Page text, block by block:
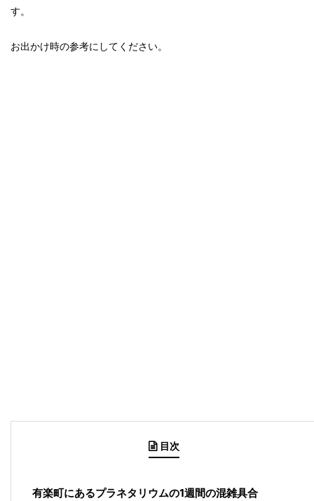
す。
お出かけ時の参考にしてください。
目次
有楽町にあるプラネタリウムの1週間の混雑具合